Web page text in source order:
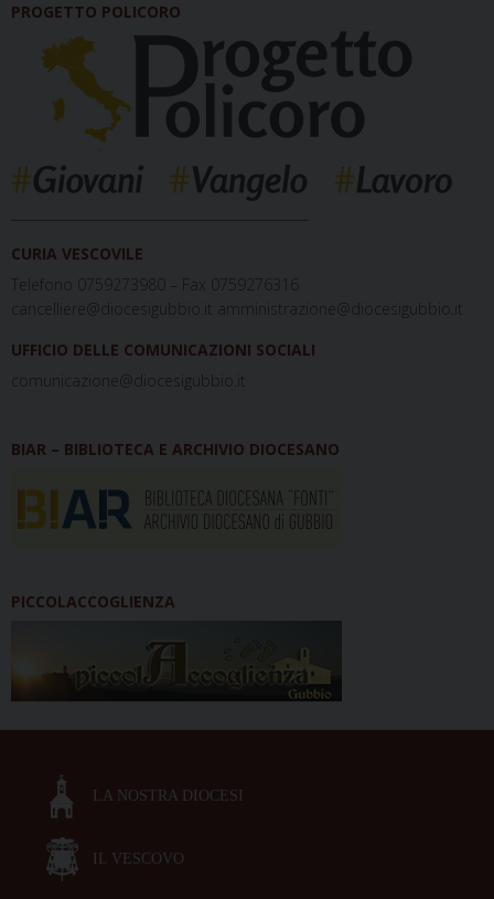
PROGETTO POLICORO
CURIA VESCOVILE
Telefono 0759273980 – Fax 0759276316
cancelliere@diocesigubbio.it amministrazione@diocesigubbio.it
UFFICIO DELLE COMUNICAZIONI SOCIALI
comunicazione@diocesigubbio.it
BIAR – BIBLIOTECA E ARCHIVIO DIOCESANO
PICCOLACCOGLIENZA
LA NOSTRA DIOCESI
IL VESCOVO